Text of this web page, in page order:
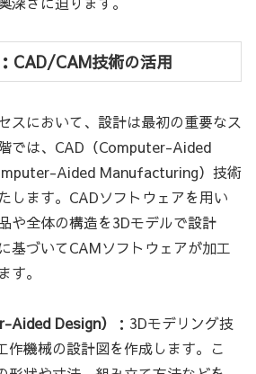
CAD/CAM技術の活用
スにおいて、設計は最初の重要なス
では、CAD（Computer-Aided
Aided Manufacturing）技術
します。CADソフトウェアを用い
や全体の構造を3Dモデルで設計
基づいてCAMソフトウェアが加工
す。
Aided Design）
：3Dモデリング技
作機械の設計図を作成します。こ